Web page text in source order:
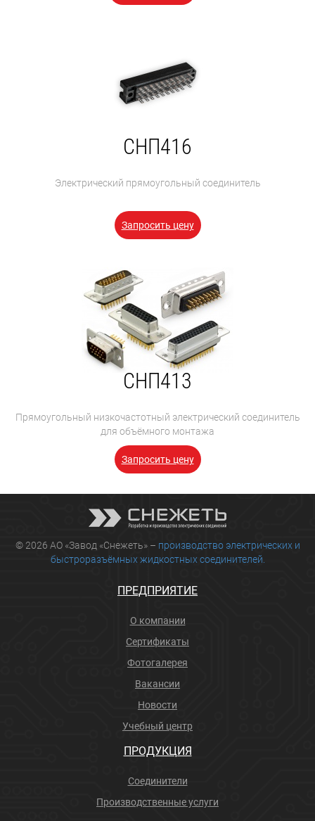
СНП416
Электрический прямоугольный соединитель
Запросить цену
СНП413
Прямоугольный низкочастотный электрический соединитель
для объёмного монтажа
Запросить цену
© 2026 АО «Завод «Снежеть» – производство электрических и
быстроразъёмных жидкостных соединителей.
ПРЕДПРИЯТИЕ
О компании
Сертификаты
Фотогалерея
Вакансии
Новости
Учебный центр
ПРОДУКЦИЯ
Соединители
Производственные услуги